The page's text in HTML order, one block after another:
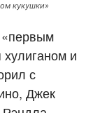
кукушки»
хулиганом и
с
Джек